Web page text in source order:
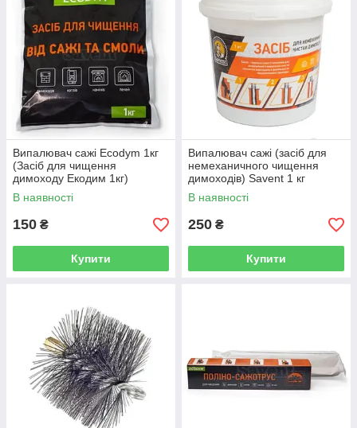
Випалювач сажі Ecodym 1кг
(Засіб для чищення
димоходу Екодим 1кг)
В наявності
150 ₴
Купити
Випалювач сажі (засіб для
немеханичного чищення
димоходів) Savent 1 кг
В наявності
250 ₴
Купити